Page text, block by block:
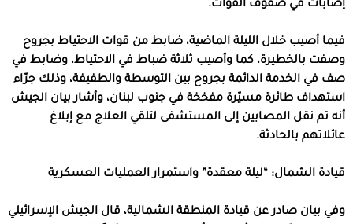
إصابات في صفوف القوات.
فيما أصيب خلال الليلة الماضية، ضابط من قوات الاحتياط بجروح
وصفت بالخطيرة، كما وأصيب ثلاثة ضباط في الاحتياط، وضابط في
صف في الخدمة الدائمة بجروح بين التوسطة والطفيفة، وذلك جرّاء
استهداف طائرة مسيّرة مفخخة في جنوب لبنان، وأشار بيان الجيش
أنه تم نقل المصابين إلى المستشفى لتلقي العلاج مع إبلاغ
عائلاتهم بالحادثة.
قيادة الشمال: “ليلة معقدة” واستمرار العمليات العسكرية
وفي بيان صادر عن قيادة المنطقة الشمالية، قال الجيش الإسرائيلي